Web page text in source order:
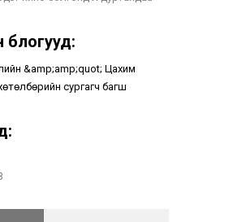
блогууд:
&amp;amp;quot; Цахим
сургагч багш